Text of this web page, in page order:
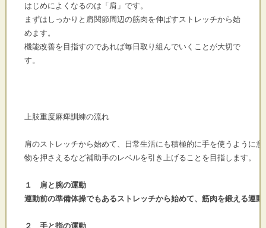
はじめによくなるのは「肩」です。
まずはしっかりと肩関節周辺の筋肉を伸ばすストレッチから始
めます。
機能改善を目指すのであれば毎日取り組んでいくことが大切で
す。
上肢重度麻痺訓練の流れ
肩のストレッチから始めて、日常生活にも積極的に手を使うように意
物を押さえるなど補助手のレベルを引き上げることを目指します。
１　肩と腕の運動
運動前の準備体操でもあるストレッチから始めて、筋肉を鍛える運動
２　手と指の運動